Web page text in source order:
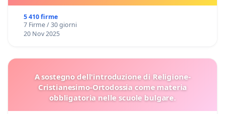
5 410 firme
7 Firme / 30 giorni
20 Nov 2025
A sostegno dell'introduzione di Religione-
Cristianesimo-Ortodossia come materia
obbligatoria nelle scuole bulgare.